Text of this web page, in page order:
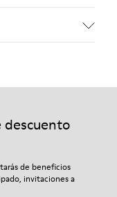
de primera
cómo cuidar de
del calzado.
descuento
de beneficios
invitaciones a